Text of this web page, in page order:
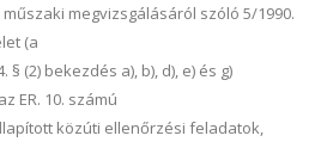
megvizsgálásáról szóló 5/1990.
(a
§ (2) bekezdés a), b), d), e) és g)
ER. 10. számú
közúti ellenőrzési feladatok,